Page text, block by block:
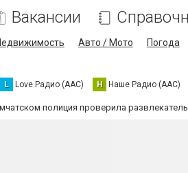
Вакансии
Авто / Мото Погода
L Love Радио (AAC) Н Наше Радио (AAC)
полиция проверила